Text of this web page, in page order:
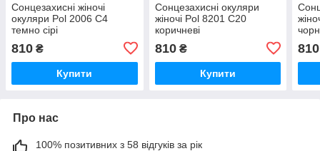
Сонцезахисні жіночі
окуляри Pol 2006 C4
темно сірі
810 ₴
Купити
Сонцезахисні окуляри
жіночі Pol 8201 C20
коричневі
810₴
Купити
810
Про нас
100% позитивних з 58 відгуків за рік